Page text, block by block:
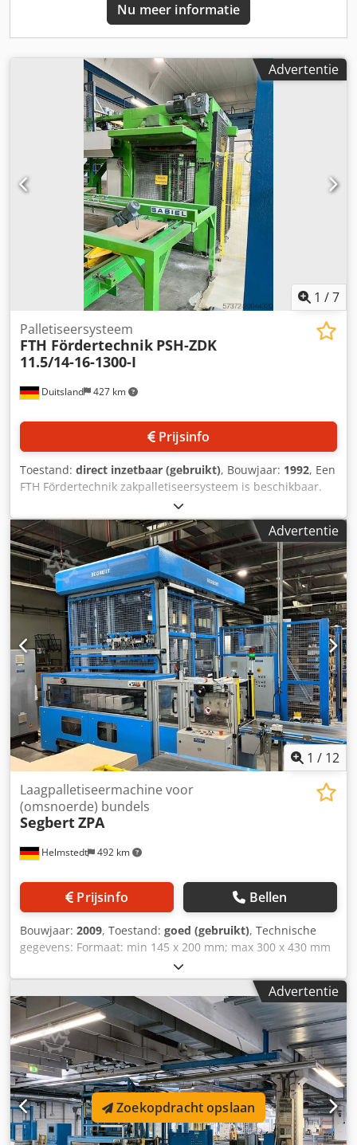
Nu meer informatie
Advertentie
1 /7
Duitsland 427 km
Palletiseersysteem
FTH Fördertechnik PSH-ZDK
11.5/14-16-1300-I
Prijsinfo
Toestand: direct inzetbaar (gebruikt), Bouwjaar: 1992, Een
FTH Fördertechnik zakpalletiseersysteem is beschikbaar.
Verpakking: per 5, palletiseercapaciteit: ca. 1500
zakken/uur, palletafmetingen X/Y 1: 1200mm/800mm,
palletafmetingen X/Y 2: 1200mm/1000mm, stapelpatroon:
variabel, totale systeemafmetingen X/Y: ca.
12600mm/5700mm. Bezichtiging ter plaatse is mogelijk.
Dkjdpfsxd Avaex Aiajr
Advertentie
1 / 12
Helmstedt 492 km
Laagpalletiseermachine voor
(omsnoerde) bundels
SegbertZPA
Prijsinfo Bellen
Bouwjaar: 2009, Toestand: goed (gebruikt), Technische
gegevens: Formaat: min 145 x 200 mm; max 300 x 430 mm
Hoogte pakket: max 50-300 mm Gewicht pakket: max 18 kg
Snelheid voor omsnoerde/gefoliede bundels: max 36
bundels/min Snelheid voor losse bundels (alleen met
blokkeringsapparaat): max 24 bundels/min
Palletiseerhoogte (incl. pallet): max 1.600 mm
Omschrijving: Laagpalletiseermachine voor omsnoerde,
gewikkelde en losse (voor geschikte producten) bundels.
Met blokkeerinrichting VB 95 voor stabiele bundels. Invoer
incl. tourniquet voor variabele rijvorming. Rijvorming om
een laag te vormen, palletiseren op Euro- of industriële
pallets. Palletbaansysteem incl. magazijn voor lege pallets.
Advertentie
Zoekopdracht opslaan